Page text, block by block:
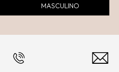
MASCULINO